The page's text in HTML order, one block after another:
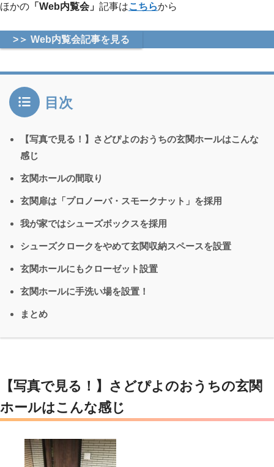
ほかの 「Web内覧会」 記事はこちらから
>＞ Web内覧会記事を見る
目次
【写真で見る！】さどぴよのおうちの玄関ホールはこんな
感じ
玄関ホールの間取り
玄関扉は「プロノーバ・スモークナット」を採用
我が家ではシューズボックスを採用
シューズクロークをやめて玄関収納スペースを設置
玄関ホールにもクローゼット設置
玄関ホールに手洗い場を設置！
まとめ
【写真で見る！】さどぴよのおうちの玄関
ホールはこんな感じ